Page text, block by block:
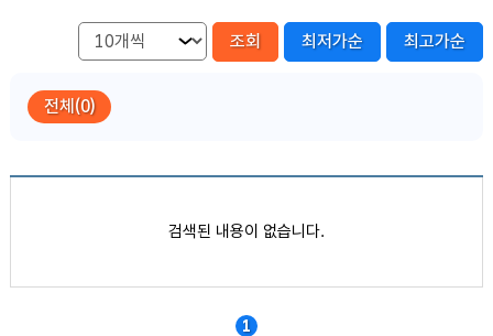
조회 최저가순 최고가순
전체(0)
검색된 내용이 없습니다.
1